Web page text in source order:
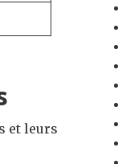
et leurs